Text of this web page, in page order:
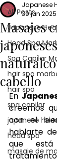
All Posts
Japanese
Head Spa
Spa Capilar
hair spa
hair spa
spa capilar
japanese
head spa
masaje de
Masajes
cabello
Japanese
30 jun 2025
En
creemos
con el
hablarte
que está